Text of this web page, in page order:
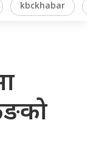
kbckhabar